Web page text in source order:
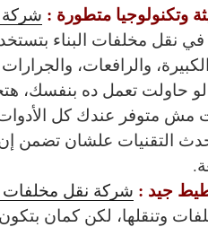
وتكنولوجيا متطورة : شركة
نقل مخلفات البناء
والرافعات،
حاولت تعمل ده بنفسك،
مش متوفر عندك كل
التقنيات علشان تضمن
جيد : شركة نقل مخلفات
وتنقلها، لكن كمان